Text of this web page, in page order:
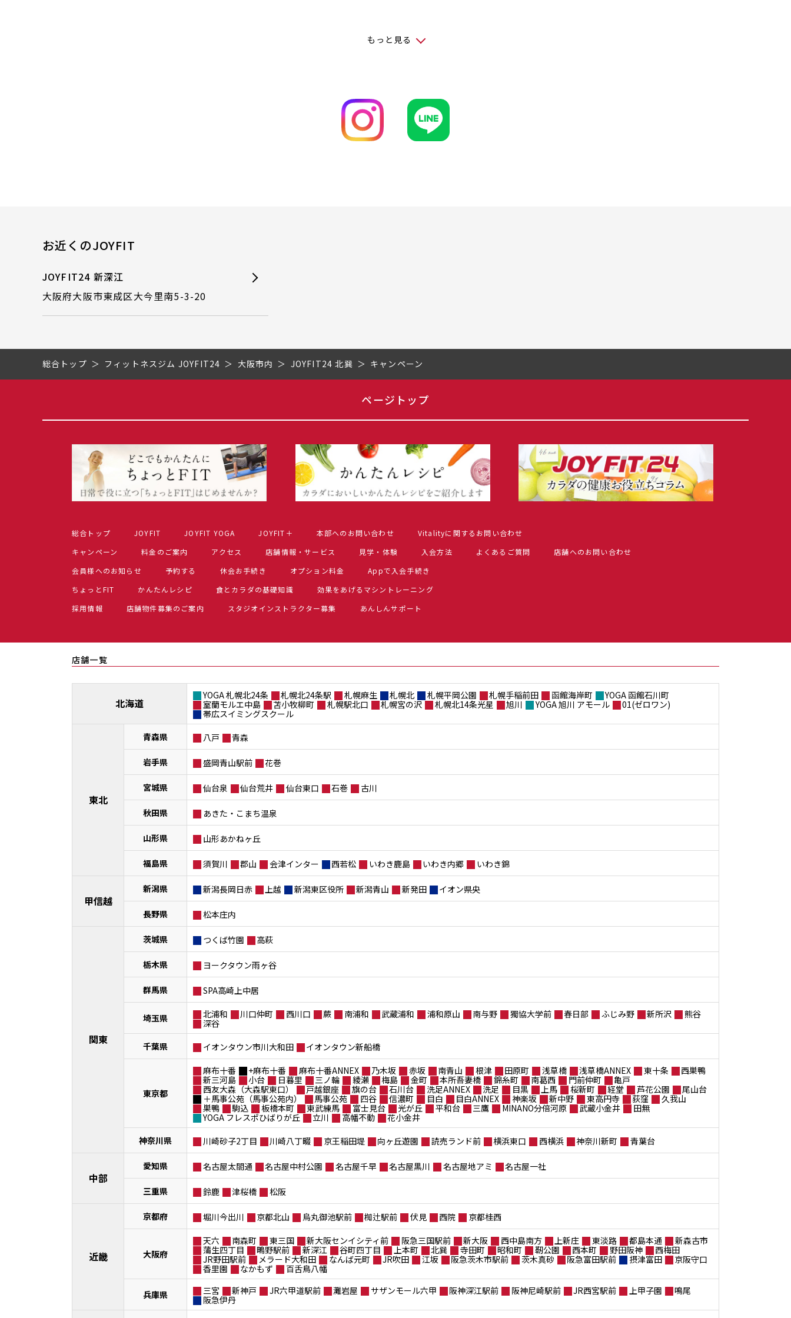
もっと見る
お近くのJOYFIT
JOYFIT24 新深江
大阪府大阪市東成区大今里南5-3-20
総合トップ フィットネスジム JOYFIT24 大阪市内 JOYFIT24 北巽 キャンペーン
ページトップ
総合トップ JOYFIT JOYFIT YOGA JOYFIT＋ 本部へのお問い合わせ
Vitalityに関するお問い合わせ
キャンペーン
料金のご案内 アクセス 店舗情報・サービス 見学・体験 入会方法 よくあるご質問
店舗へのお問い合わせ
会員様へのお知らせ
予約する 休会お手続き オプション料金
Appで入会手続き
ちょっとFIT
かんたんレシピ 食とカラダの基礎知識
効果をあげるマシントレーニング
採用情報
店舗物件募集のご案内 スタジオインストラクター募集 あんしんサポート
店舗一覧
北海道
YOGA 札幌北24条 札幌北24条駅 札幌麻生 札幌北 札幌平岡公園 札幌手稲前田 函館海岸町
YOGA 函館石川町
室蘭モルエ中島
苫小牧柳町 札幌駅北口 札幌宮の沢 札幌北14条光星 旭川 YOGA 旭川 アモール
01(ゼロワン)
帯広スイミングスクール
東北
青森県 八戸 青森
岩手県 盛岡青山駅前 花巻
宮城県 仙台泉 仙台荒井 仙台東口 石巻 古川
秋田県 あきた・こまち温泉
山形県 山形あかねヶ丘
福島県 須賀川 郡山 会津インター 西若松 いわき鹿島 いわき内郷 いわき錦
甲信越
新潟県 新潟長岡日赤 上越 新潟東区役所 新潟青山 新発田 イオン県央
長野県 松本庄内
関東
茨城県 つくば竹園 高萩
栃木県 ヨークタウン雨ヶ谷
群馬県 SPA高崎上中居
埼玉県 北浦和 川口仲町 西川口 蕨 南浦和 武蔵浦和 浦和原山 南与野 獨協大学前 春日部 ふじみ野 新所沢
熊谷
深谷
千葉県
イオンタウン市川大和田 イオンタウン新船橋
東京都
麻布十番 +麻布十番 麻布十番ANNEX 乃木坂 赤坂 南青山 根津 田原町 浅草橋 浅草橋ANNEX 東十条
西巣鴨
新三河島
小台 日暮里 三ノ輪 綾瀬 梅島 金町 本所吾妻橋 錦糸町 南葛西 門前仲町
亀戸
西友大森（大森駅東口）
戸越銀座 旗の台 石川台 洗足ANNEX 洗足 目黒 上馬 桜新町 経堂 芦花公園
尾山台
＋馬事公苑（馬事公苑内）
馬事公苑 四谷 信濃町 目白 目白ANNEX 神楽坂 新中野 東高円寺 荻窪
久我山
巣鴨
駒込 板橋本町 東武練馬 富士見台 光が丘 平和台 三鷹 MINANO分倍河原 武蔵小金井
田無
YOGA フレスポひばりが丘
立川 高幡不動
花小金井
神奈川県
川崎砂子2丁目 川崎八丁畷 京王稲田堤 向ヶ丘遊園 読売ランド前 横浜東口 西横浜 神奈川新町 青葉台
中部
愛知県 名古屋太閤通 名古屋中村公園 名古屋千早 名古屋黒川 名古屋地アミ 名古屋一社
三重県 鈴鹿 津桜橋 松阪
近畿
京都府 堀川今出川 京都北山 烏丸御池駅前 椥辻駅前 伏見 西院 京都桂西
大阪府
天六 南森町 東三国 新大阪センイシティ前 阪急三国駅前 新大阪 西中島南方 上新庄 東淡路 都島本通
新森古市
蒲生四丁目
鴫野駅前 新深江 谷町四丁目 上本町 北巽 寺田町 昭和町 靭公園 西本町 野田阪神
西梅田
JR野田駅前
メラード大和田 なんば元町 JR吹田 江坂 阪急茨木市駅前 茨木真砂 阪急富田駅前 摂津富田
京阪守口
香里園
なかもず 百舌鳥八幡
兵庫県 三宮 新神戸 JR六甲道駅前 灘岩屋 サザンモール六甲 阪神深江駅前 阪神尼崎駅前 JR西宮駅前 上甲子園
鳴尾
阪急伊丹